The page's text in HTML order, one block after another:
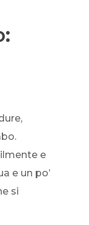
e
e un po’
si